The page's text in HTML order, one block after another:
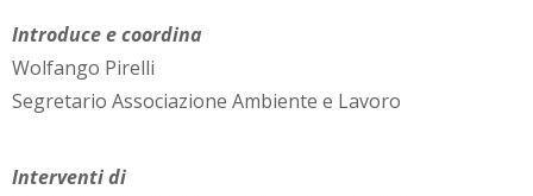
Introduce e coordina
Wolfango Pirelli
Segretario Associazione Ambiente e Lavoro
Interventi di